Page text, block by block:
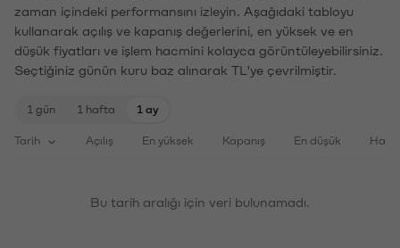
zaman içindeki performansını izleyin. Aşağıdaki tabloyu
kullanarak açılış ve kapanış değerlerini, en yüksek ve en
düşük fiyatları ve işlem hacmini kolayca görüntüleyebilirsiniz.
Seçtiğiniz günün kuru baz alınarak TL'ye çevrilmiştir.
1 gün 1 hafta 1 ay
Tarih Açılış En yüksek Kapanış En düşük
Bu tarih aralığı için veri bulunamadı.